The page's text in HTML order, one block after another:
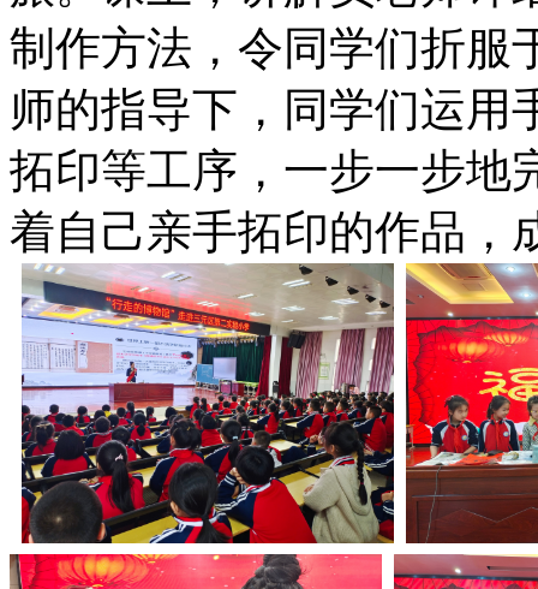
制作方法，令同学们折服
师的指导下，同学们运用
拓印等工序，一步一步地
着自己亲手拓印的作品，